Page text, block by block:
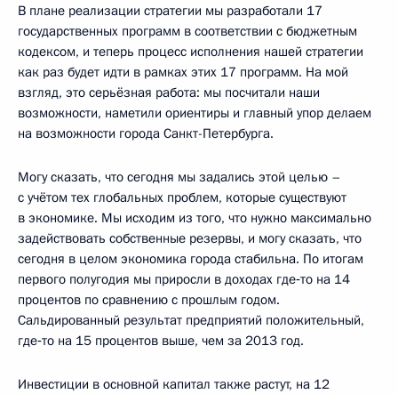
В плане реализации стратегии мы разработали 17
государственных программ в соответствии с бюджетным
кодексом, и теперь процесс исполнения нашей стратегии
как раз будет идти в рамках этих 17 программ. На мой
взгляд, это серьёзная работа: мы посчитали наши
возможности, наметили ориентиры и главный упор делаем
на возможности города Санкт-Петербурга.
Могу сказать, что сегодня мы задались этой целью –
с учётом тех глобальных проблем, которые существуют
в экономике. Мы исходим из того, что нужно максимально
задействовать собственные резервы, и могу сказать, что
сегодня в целом экономика города стабильна. По итогам
первого полугодия мы приросли в доходах где‑то на 14
процентов по сравнению с прошлым годом.
Сальдированный результат предприятий положительный,
где‑то на 15 процентов выше, чем за 2013 год.
Инвестиции в основной капитал также растут, на 12